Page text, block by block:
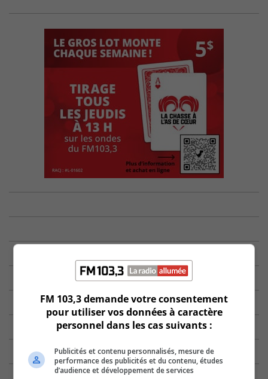
FM 103,3 demande votre consentement
pour utiliser vos données à caractère
personnel dans les cas suivants :
Publicités et contenu personnalisés, mesure de
performance des publicités et du contenu, études
d’audience et développement de services